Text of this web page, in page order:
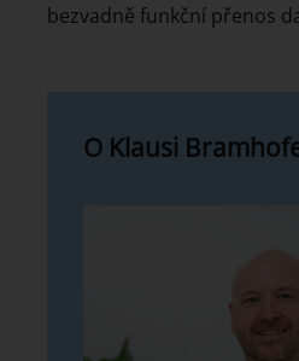
bezvadně funkční přenos
O Klausi